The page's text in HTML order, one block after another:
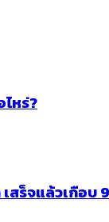
หร่?
เสร็จแล้วเกือบ